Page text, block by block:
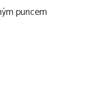
puncem